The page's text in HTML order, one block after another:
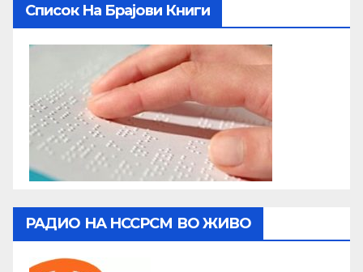
Список На Брајови Книги
РАДИО НА НССРСМ ВО ЖИВО